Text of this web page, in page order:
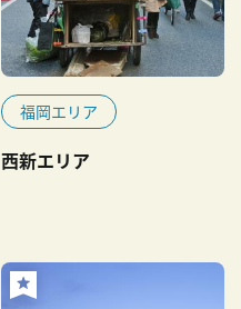
福岡エリア
西新エリア